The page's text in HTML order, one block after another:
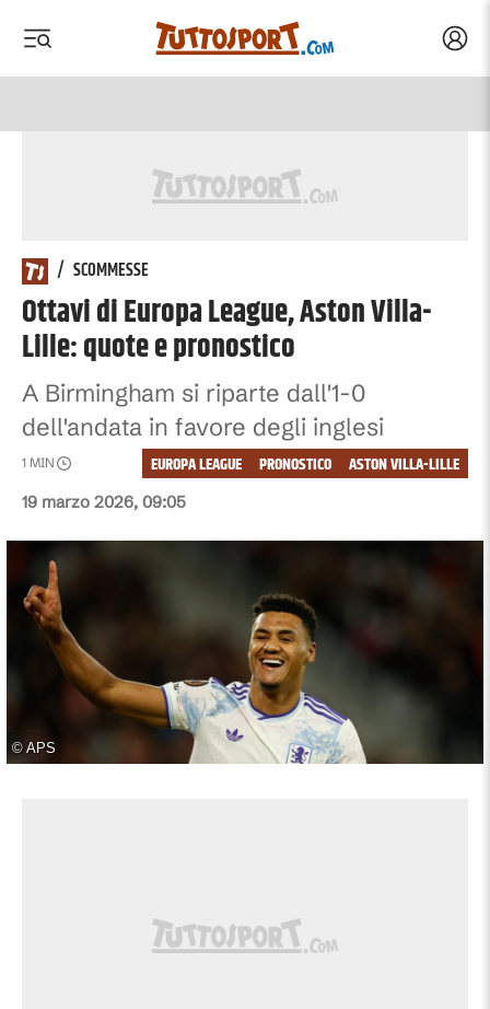
/ SCOMMESSE
Ottavi di Europa League, Aston Villa-
Lille: quote e pronostico
A Birmingham si riparte dall'1-0
dell'andata in favore degli inglesi
19 marzo 2026, 09:05
1 MIN ASTON VILLA-LILLE
PRONOSTICO
EUROPA LEAGUE
© APS